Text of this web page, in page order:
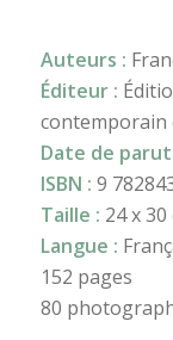
Auteurs :
Éditeur :
contemporain
Date de
ISBN : 9
Taille : 24 x 30
Langue :
152 pages
80